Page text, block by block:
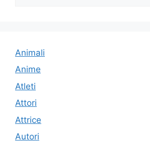
Animali
Anime
Atleti
Attori
Attrice
Autori